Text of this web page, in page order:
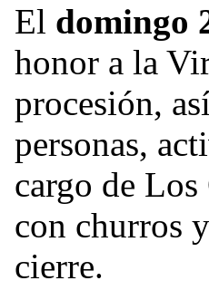
El domingo
honor a la
procesión,
personas,
cargo de
con churros
cierre.